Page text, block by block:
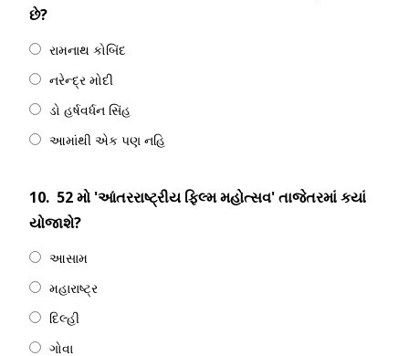
છે?
રામનાથ કોબિંદ
નરેન્દ્ર મોદી
ડો હર્ષવર્ધન સિંહ
આમાંથી એક પણ નહિ
10. 52 મો 'આંતરરાષ્ટ્રીય ફિલ્મ મહોત્સવ' તાજેતરમાં કયાં
યોજાશે?
આસામ
મહારાષ્ટ્ર
દિલ્હી
ગોવા